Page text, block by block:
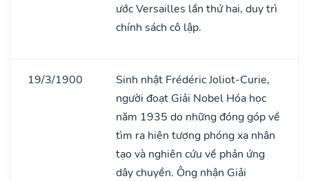
ước Versailles lần thứ hai, duy trì
chính sách cô lập.
19/3/1900
Sinh nhật Frédéric Joliot-Curie,
người đoạt Giải Nobel Hóa học
năm 1935 do những đóng góp về
tìm ra hiện tượng phóng xạ nhân
tạo và nghiên cứu về phản ứng
dây chuyền. Ông nhận Giải